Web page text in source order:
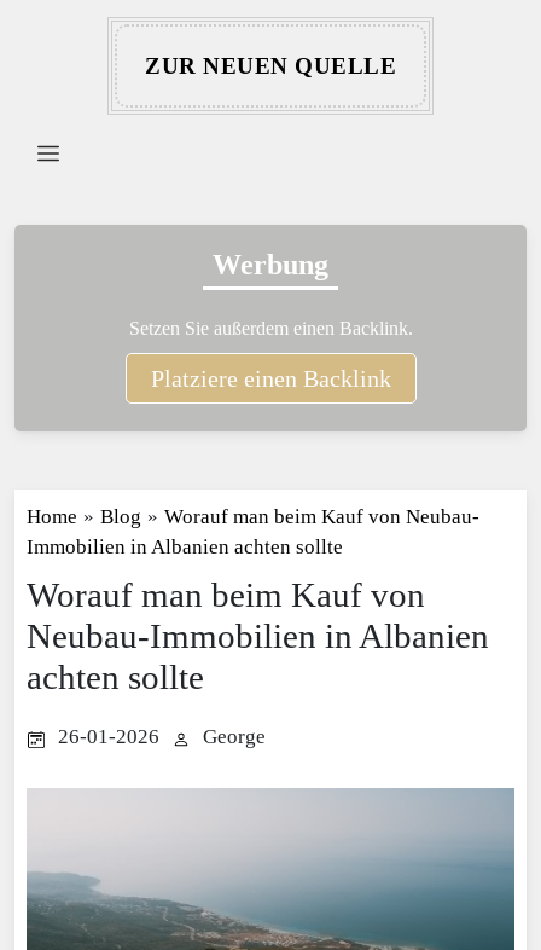
ZUR NEUEN QUELLE
Werbung
Setzen Sie außerdem einen Backlink.
Platziere einen Backlink
Home » Blog » Worauf man beim Kauf von Neubau-
Immobilien in Albanien achten sollte
Worauf man beim Kauf von
Neubau-Immobilien in Albanien
achten sollte
26-01-2026 George